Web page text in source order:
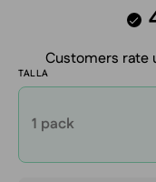
Customers rate
TALLA
1 pack